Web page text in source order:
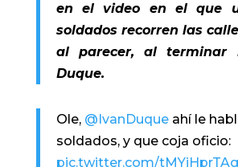
en el video en el que
soldados recorren las
al parecer, al terminar
Duque.
Ole, @IvanDuqueahí le
soldados, y que coja oficio:
pic.twitter.com/tMYiHprTAg